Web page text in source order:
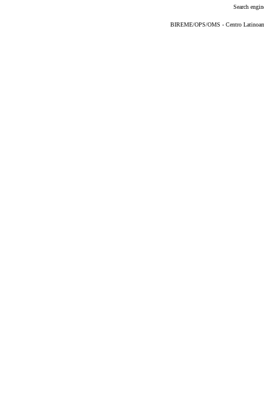
Search
BIREME/OPS/OMS - Centro